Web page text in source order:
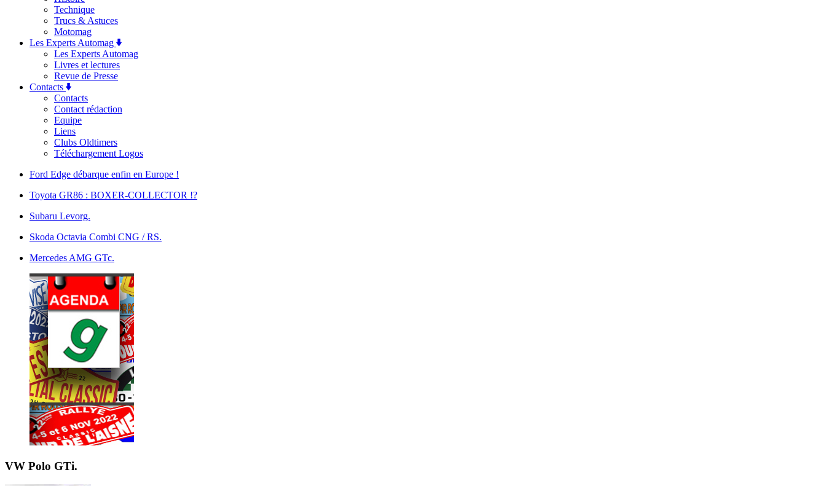
Technique
Trucs & Astuces
Motomag
Les Experts Automag
Les Experts Automag
Livres et lectures
Revue de Presse
Contacts
Contacts
Contact rédaction
Equipe
Liens
Clubs Oldtimers
Téléchargement Logos
Ford Edge débarque enfin en Europe !
Toyota GR86 : BOXER-COLLECTOR !?
Subaru Levorg.
Skoda Octavia Combi CNG / RS.
Mercedes AMG GTc.
VW Polo GTi.